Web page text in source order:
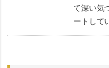
て深い気
ートして